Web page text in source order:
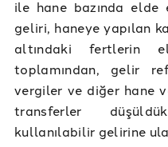
ile hane bazında elde
geliri, haneye yapılan
altındaki fertlerin
toplamından, gelir
vergiler ve diğer hane
transferler
kullanılabilir gelirine